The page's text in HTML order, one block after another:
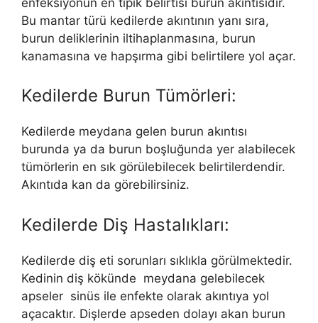
Bu mantar türü kedilerde akıntının yanı sıra,
burun deliklerinin iltihaplanmasına, burun
kanamasına ve hapşırma gibi belirtilere yol açar.
Kedilerde Burun Tümörleri:
Kedilerde meydana gelen burun akıntısı
burunda ya da burun boşluğunda yer alabilecek
tümörlerin en sık görülebilecek belirtilerdendir.
Akıntıda kan da görebilirsiniz.
Kedilerde Diş Hastalıkları:
Kedilerde diş eti sorunları sıklıkla görülmektedir.
Kedinin diş kökünde meydana gelebilecek
apseler sinüs ile enfekte olarak akıntıya yol
açacaktır. Dişlerde apseden dolayı akan burun